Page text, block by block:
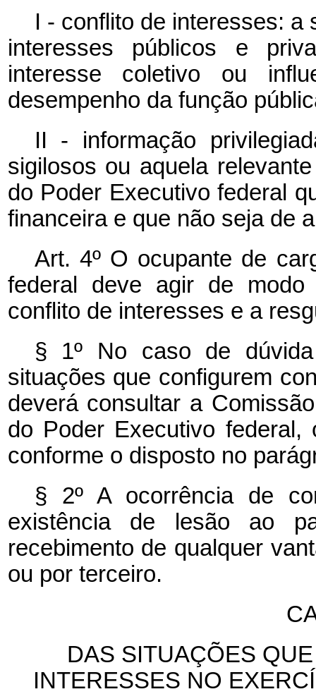
I - conflito de interesses: a
interesses públicos e
interesse coletivo ou
desempenho da função
II - informação
sigilosos ou aquela
do Poder Executivo federal
financeira e que não seja de
Art. 4º O ocupante de
federal deve agir de
conflito de interesses e a
§ 1º No caso de
situações que configurem
deverá consultar a
do Poder Executivo federal,
conforme o disposto no
§ 2º A ocorrência de
existência de lesão ao
recebimento de qualquer
ou por terceiro.
DAS SITUAÇÕES
INTERESSES NO